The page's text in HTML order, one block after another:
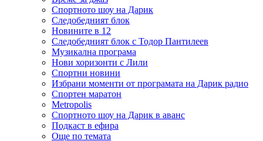
Спортното шоу на Дарик
Следобедният блок
Новините в 12
Следобедният блок с Тодор Пантилеев
Музикална програма
Нови хоризонти с Лили
Спортни новини
Избрани моменти от програмата на Дарик радио
Спортен маратон
Metropolis
Спортното шоу на Дарик в аванс
Подкаст в ефира
Още по темата